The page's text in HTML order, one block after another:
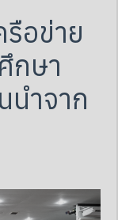
อข่าย
กษา
ำจาก